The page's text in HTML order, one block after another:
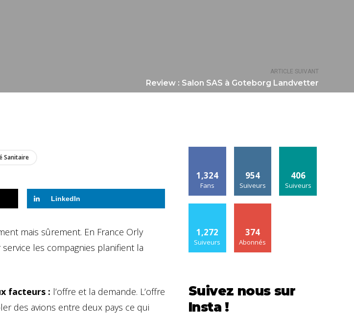
ARTICLE SUIVANT
Review : Salon SAS à Goteborg Landvetter
Sanitaire
LinkedIn
mais sûrement. En France Orly
les compagnies planifient la
facteurs : l’offre et la demande. L’offre
des avions entre deux pays ce qui
1,324
Fans
954
Suiveurs
406
Suiveurs
1,272
Suiveurs
374
Abonnés
Suivez nous sur
Insta !